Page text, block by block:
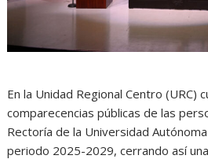
En la Unidad Regional Centro (URC)
comparecencias públicas de las
Rectoría de la Universidad
periodo 2025-2029, cerrando así